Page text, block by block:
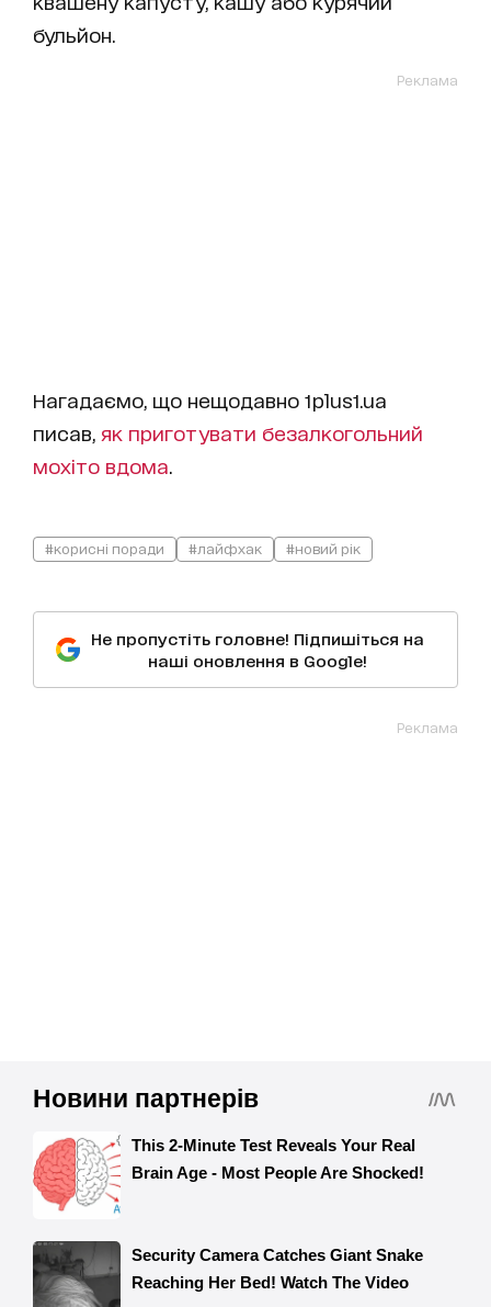
бульйон.
Реклама
Нагадаємо, що нещодавно 1plus1.ua
писав, як приготувати безалкогольний
мохіто вдома
#корисні поради #лайфхак #новий рік
Не пропустіть головне! Підпишіться на
наші оновлення в Google!
Реклама